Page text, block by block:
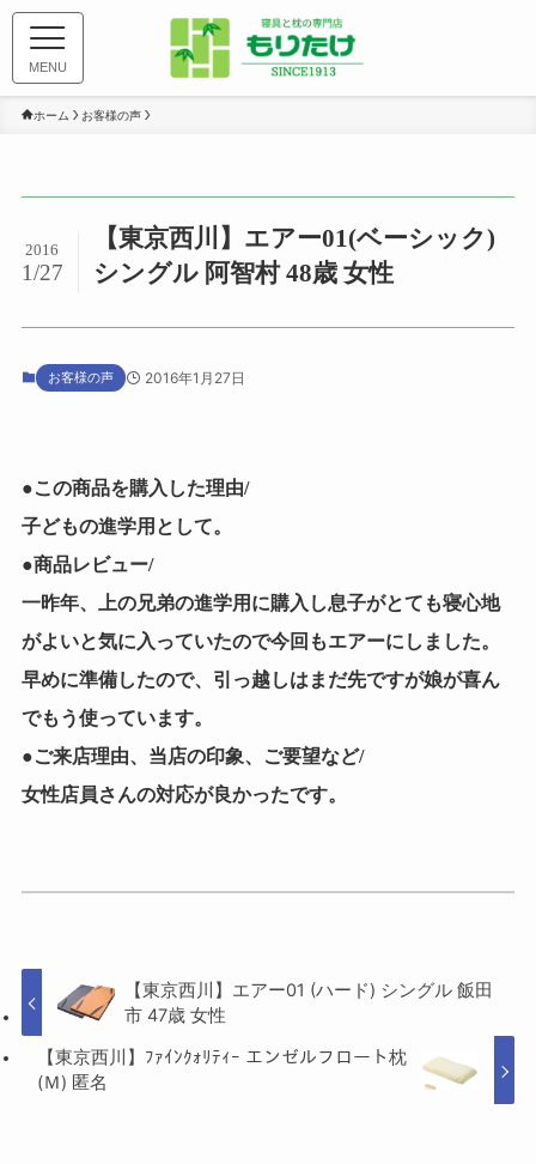
MENU
ホーム お客様の声
【東京西川】エアー01(ベーシック)
シングル 阿智村 48歳 女性
2016
1/27
お客様の声 2016年1月27日
●この商品を購入した理由/
子どもの進学用として。
●商品レビュー/
一昨年、上の兄弟の進学用に購入し息子がとても寝心地
がよいと気に入っていたので今回もエアーにしました。
早めに準備したので、引っ越しはまだ先ですが娘が喜ん
でもう使っています。
●ご来店理由、当店の印象、ご要望など/
女性店員さんの対応が良かったです。
【東京西川】エアー01 (ハード) シングル 飯田
市 47歳 女性
【東京西川】ﾌｧｲﾝｸｫﾘﾃｨｰ エンゼルフロート枕
(Ｍ) 匿名